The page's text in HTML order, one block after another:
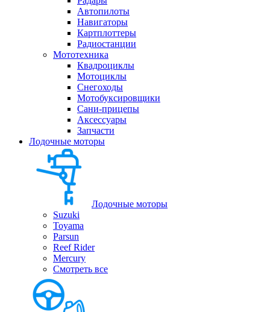
Автопилоты
Навигаторы
Картплоттеры
Радиостанции
Мототехника
Квадроциклы
Мотоциклы
Снегоходы
Мотобуксировщики
Сани-прицепы
Аксессуары
Запчасти
Лодочные моторы
Лодочные моторы
Suzuki
Toyama
Parsun
Reef Rider
Mercury
Смотреть все